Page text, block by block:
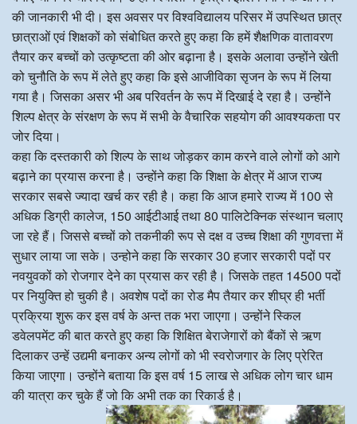
की जानकारी भी दी। इस अवसर पर विश्वविद्यालय परिसर में उपस्थित छात्र
छात्राओं एवं शिक्षकों को संबोधित करते हुए कहा कि हमें शैक्षणिक वातावरण
तैयार कर बच्चों को उत्कृष्टता की ओर बढ़ाना है। इसके अलावा उन्होंने खेती
को चुनौति के रूप में लेते हुए कहा कि इसे आजीविका सृजन के रूप में लिया
गया है। जिसका असर भी अब परिवर्तन के रूप में दिखाई दे रहा है। उन्होंने
शिल्प क्षेत्र के संरक्षण के रूप में सभी के वैचारिक सहयोग की आवश्यकता पर
जोर दिया।
कहा कि दस्तकारी को शिल्प के साथ जोड़कर काम करने वाले लोगों को आगे
बढ़ाने का प्रयास करना है। उन्होंने कहा कि शिक्षा के क्षेत्र में आज राज्य
सरकार सबसे ज्यादा खर्च कर रही है। कहा कि आज हमारे राज्य में 100 से
अधिक डिग्री कालेज, 150 आईटीआई तथा 80 पालिटेक्निक संस्थान चलाए
जा रहे हैं। जिससे बच्चों को तकनीकी रूप से दक्ष व उच्च शिक्षा की गुणवत्ता में
सुधार लाया जा सके। उन्होने कहा कि सरकार 30 हजार सरकारी पदों पर
नवयुवकों को रोजगार देने का प्रयास कर रही है। जिसके तहत 14500 पदों
पर नियुक्ति हो चुकी है। अवशेष पदों का रोड मैप तैयार कर शीघ्र ही भर्ती
प्रक्रिया शुरू कर इस वर्ष के अन्त तक भरा जाएगा। उन्होंने स्किल
डवेलपमेंट की बात करते हुए कहा कि शिक्षित बेराजेगारों को बैंकों से ऋण
दिलाकर उन्हें उद्यमी बनाकर अन्य लोगों को भी स्वरोजगार के लिए प्रेरित
किया जाएगा। उन्होंने बताया कि इस वर्ष 15 लाख से अधिक लोग चार धाम
की यात्रा कर चुके हैं जो कि अभी तक का रिकार्ड है।